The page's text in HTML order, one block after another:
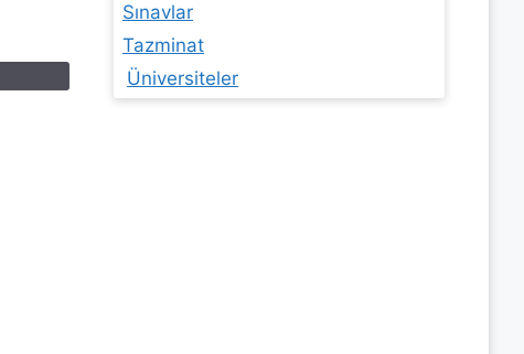
Sınavlar
Tazminat
Üniversiteler